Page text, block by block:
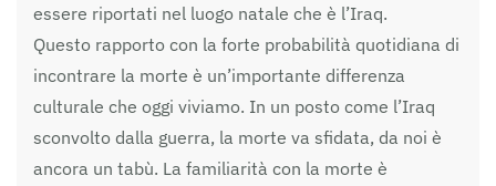
essere riportati nel luogo natale che è l’Iraq.
Questo rapporto con la forte probabilità quotidiana di
incontrare la morte è un’importante differenza
culturale che oggi viviamo. In un posto come l’Iraq
sconvolto dalla guerra, la morte va sfidata, da noi è
ancora un tabù. La familiarità con la morte è